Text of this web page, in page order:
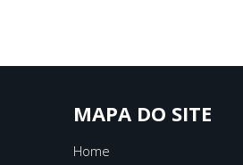
MAPA DO SITE
Home